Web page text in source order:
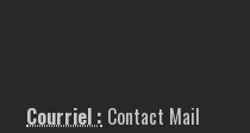
Courriel : Contact Mail